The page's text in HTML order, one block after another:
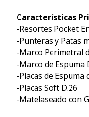
Características
-Resortes Pocket
-Punteras y Patas
-Marco Perimetral
-Marco de Espuma
-Placas de Espuma
-Placas Soft D.26
-Matelaseado con